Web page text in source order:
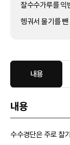
찰수수가루를 익
헹궈서 물기를
내용
내용
수수경단은 주로 찰